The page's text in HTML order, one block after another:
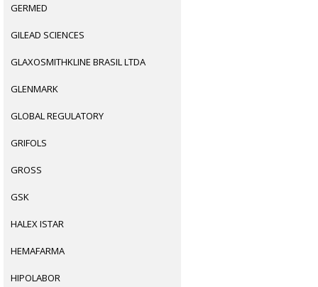
GERMED
GILEAD SCIENCES
GLAXOSMITHKLINE BRASIL LTDA
GLENMARK
GLOBAL REGULATORY
GRIFOLS
GROSS
GSK
HALEX ISTAR
HEMAFARMA
HIPOLABOR